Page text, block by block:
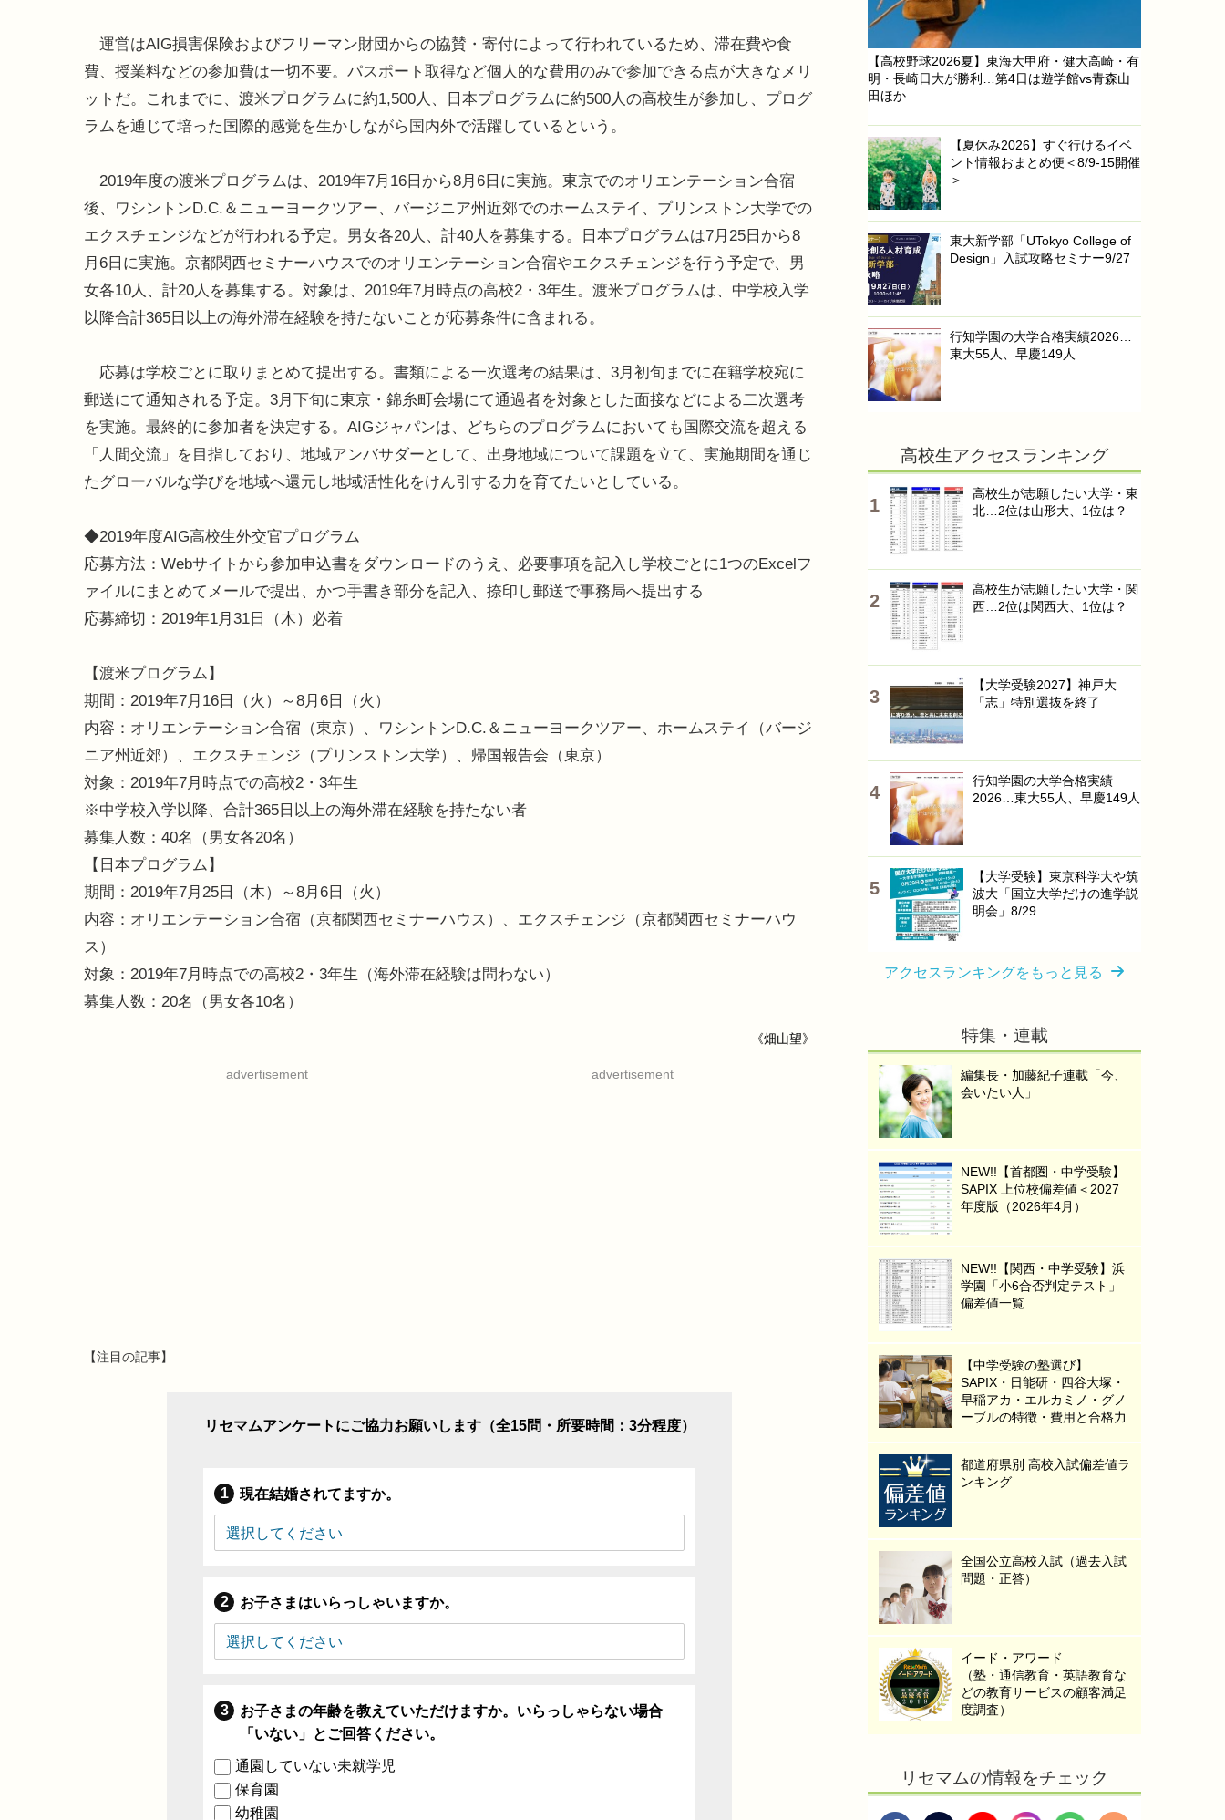
運営はAIG損害保険およびフリーマン財団からの協賛・寄付によって行われているため、滞在費や食
費、授業料などの参加費は一切不要。パスポート取得など個人的な費用のみで参加できる点が大きなメリ
ットだ。これまでに、渡米プログラムに約1,500人、日本プログラムに約500人の高校生が参加し、プログ
ラムを通じて培った国際的感覚を生かしながら国内外で活躍しているという。
2019年度の渡米プログラムは、2019年7月16日から8月6日に実施。東京でのオリエンテーション合宿
後、ワシントンD.C.＆ニューヨークツアー、バージニア州近郊でのホームステイ、プリンストン大学での
エクスチェンジなどが行われる予定。男女各20人、計40人を募集する。日本プログラムは7月25日から8
月6日に実施。京都関西セミナーハウスでのオリエンテーション合宿やエクスチェンジを行う予定で、男
女各10人、計20人を募集する。対象は、2019年7月時点の高校2・3年生。渡米プログラムは、中学校入学
以降合計365日以上の海外滞在経験を持たないことが応募条件に含まれる。
応募は学校ごとに取りまとめて提出する。書類による一次選考の結果は、3月初旬までに在籍学校宛に
郵送にて通知される予定。3月下旬に東京・錦糸町会場にて通過者を対象とした面接などによる二次選考
を実施。最終的に参加者を決定する。AIGジャパンは、どちらのプログラムにおいても国際交流を超える
「人間交流」を目指しており、地域アンバサダーとして、出身地域について課題を立て、実施期間を通じ
たグローバルな学びを地域へ還元し地域活性化をけん引する力を育てたいとしている。
◆2019年度AIG高校生外交官プログラム
応募方法：Webサイトから参加申込書をダウンロードのうえ、必要事項を記入し学校ごとに1つのExcelフ
ァイルにまとめてメールで提出、かつ手書き部分を記入、捺印し郵送で事務局へ提出する
応募締切：2019年1月31日（木）必着
【渡米プログラム】
期間：2019年7月16日（火）～8月6日（火）
内容：オリエンテーション合宿（東京）、ワシントンD.C.＆ニューヨークツアー、ホームステイ（バージ
ニア州近郊）、エクスチェンジ（プリンストン大学）、帰国報告会（東京）
対象：2019年7月時点での高校2・3年生
※中学校入学以降、合計365日以上の海外滞在経験を持たない者
募集人数：40名（男女各20名）
【日本プログラム】
期間：2019年7月25日（木）～8月6日（火）
内容：オリエンテーション合宿（京都関西セミナーハウス）、エクスチェンジ（京都関西セミナーハウ
ス）
対象：2019年7月時点での高校2・3年生（海外滞在経験は問わない）
募集人数：20名（男女各10名）
《畑山望》
advertisement advertisement
【注目の記事】
リセマムアンケートにご協力お願いします（全15問・所要時間：3分程度）
現在結婚されてますか。
お子さまはいらっしゃいますか。
お子さまの年齢を教えていただけますか。いらっしゃらない場合
「いない」とご回答ください。
通園していない未就学児
保育園
幼稚園
【高校野球2026夏】東海大甲府・健大高崎・有
明・長崎日大が勝利…第4日は遊学館vs青森山
田ほか
【夏休み2026】すぐ行けるイベ
ント情報おまとめ便＜8/9-15開催
＞
東大新学部「UTokyo College of
Design」入試攻略セミナー9/27
行知学園の大学合格実績2026…
東大55人、早慶149人
高校生アクセスランキング
高校生が志願したい大学・東
北…2位は山形大、1位は？
高校生が志願したい大学・関
西…2位は関西大、1位は？
【大学受験2027】神戸大
「志」特別選抜を終了
行知学園の大学合格実績
2026…東大55人、早慶149人
【大学受験】東京科学大や筑
波大「国立大学だけの進学説
明会」8/29
アクセスランキングをもっと見る
特集・連載
編集長・加藤紀子連載「今、
会いたい人」
NEW!!【首都圏・中学受験】
SAPIX 上位校偏差値＜2027
年度版（2026年4月）
NEW!!【関西・中学受験】浜
学園「小6合否判定テスト」
偏差値一覧
【中学受験の塾選び】
SAPIX・日能研・四谷大塚・
早稲アカ・エルカミノ・グノ
ーブルの特徴・費用と合格力
都道府県別 高校入試偏差値ラ
ンキング
全国公立高校入試（過去入試
問題・正答）
イード・アワード
（塾・通信教育・英語教育な
どの教育サービスの顧客満足
度調査）
リセマムの情報をチェック